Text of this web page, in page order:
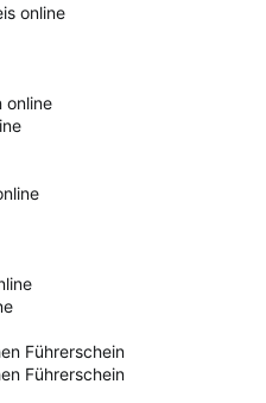
online
online
Führerschein
Führerschein